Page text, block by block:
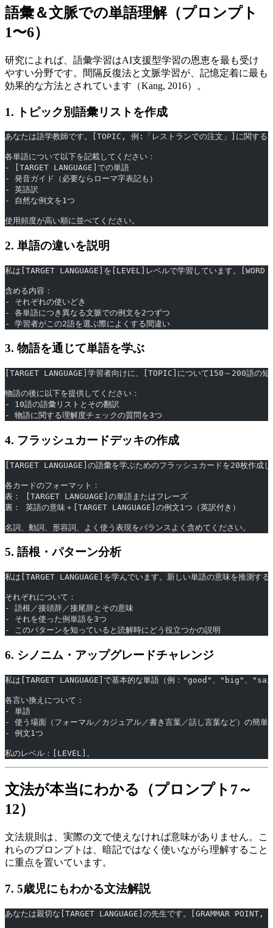
語彙＆文脈での単語理解（プロンプト
1〜6）
研究によれば、語彙学習はAI支援型学習の恩恵を最も受け
やすい分野です。間隔反復法と文脈学習が、記憶定着に最も
効果的な方法とされています（Kang, 2016）。
1. トピック別語彙リストを作成
あなたは語学教師です。[TOPIC, 例:「レストランでの注文」]に関す
各単語について以下を記載してください：
- [TARGET LANGUAGE]での単語
- 発音ガイド（必要ならローマ字表記も）
- 英語訳
- 自然な例文を1つ
使用頻度が高い順に並べてください。
2. 単語の違いを説明
私は[TARGET LANGUAGE]を[LEVEL]レベルで学習しています。
含める内容：
- それぞれの使いどき
- 各単語につき異なる文脈での例文を2つずつ
- 学習者がこの2語を選ぶ際によくする間違い
3. 物語を通じて単語を学ぶ
[TARGET LANGUAGE]学習者向けに、[TOPIC]について150～200語
物語の後に以下を提供してください：
- 10語の語彙リストとその翻訳
- 物語に関する理解度チェックの質問を3つ
4. フラッシュカードデッキの作成
[TARGET LANGUAGE]の語彙を学ぶためのフラッシュカードを20枚作
各カードのフォーマット：
表： [TARGET LANGUAGE]の単語またはフレーズ
裏： 英語の意味＋[TARGET LANGUAGE]の例文1つ（英訳付き）
名詞、動詞、形容詞、よく使う表現をバランスよく含めてください。
5. 語根・パターン分析
私は[TARGET LANGUAGE]を学んでいます。新しい単語の意味を推測す
それぞれについて：
- 語根／接頭辞／接尾辞とその意味
- それを使った例単語を3つ
- このパターンを知っていると読解時にどう役立つかの説明
6. シノニム・アップグレードチャレンジ
私は[TARGET LANGUAGE]で基本的な単語（例："good"、"big"、
各言い換えについて：
- 単語
- 使う場面（フォーマル／カジュアル／書き言葉／話し言葉など）の簡単
- 例文1つ
私のレベル：[LEVEL]。
文法が本当にわかる（プロンプト7～
12）
文法規則は、実際の文で使えなければ意味がありません。こ
れらのプロンプトは、暗記ではなく使いながら理解すること
に重点を置いています。
7. 5歳児にもわかる文法解説
あなたは親切な[TARGET LANGUAGE]の先生です。[GRAMMAR